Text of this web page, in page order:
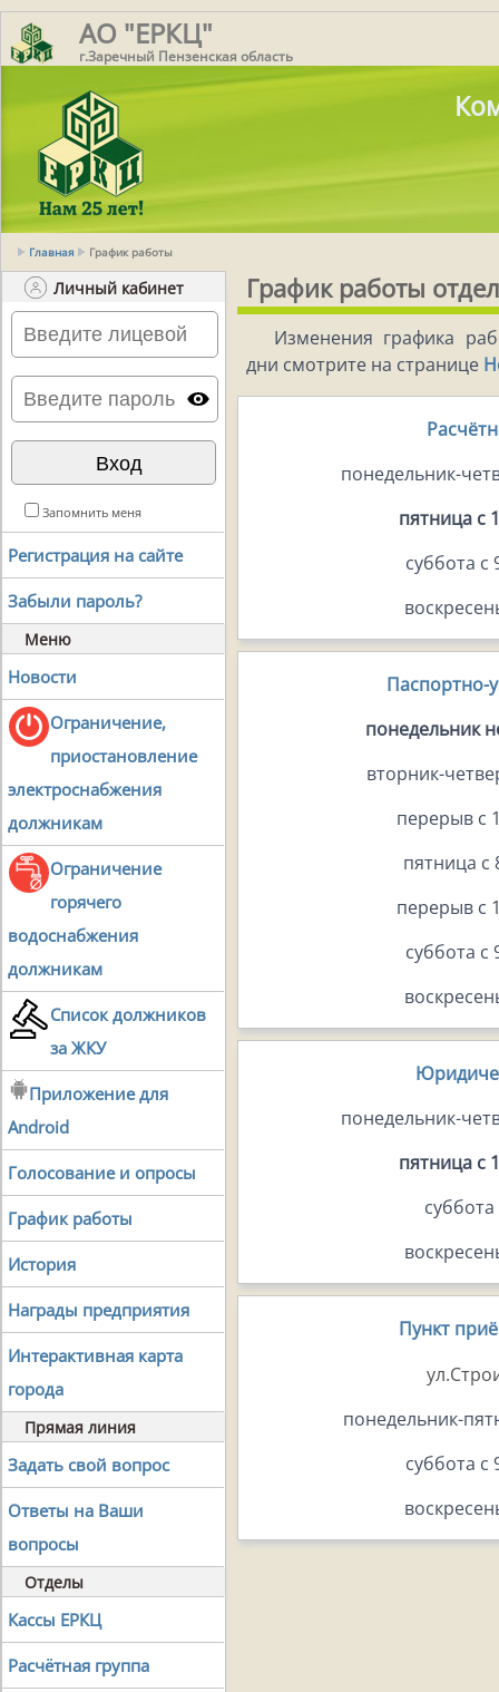
АО "ЕРКЦ"
г.Заречный Пензенская область
Главная График работы
Личный кабинет
Запомнить меня
Регистрация на сайте
Забыли пароль?
Меню
Новости
Ограничение,
приостановление
электроснабжения
должникам
Ограничение
горячего
водоснабжения
должникам
Список должников
за ЖКУ
Приложение для
Android
Голосование и опросы
График работы
История
Награды предприятия
Интерактивная карта
города
Прямая линия
Задать свой вопрос
Ответы на Ваши
вопросы
Отделы
Кассы ЕРКЦ
Расчётная группа
График работы
Изменения графика
дни смотрите на странице
понедельник-
пятница с
суббота с
Паспортно-
понедельник
вторник-
перерыв с
пятница с
перерыв с
суббота с
понедельник-
пятница с
Пункт
понедельник-
cуббота c